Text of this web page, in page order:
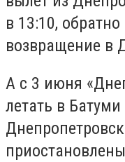
в 13:10,
возвращение в
А с 3 июня
летать в